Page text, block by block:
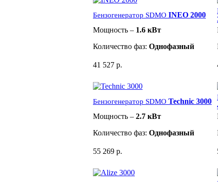
Бензогенератор SDMO INEO 2000
Мощность – 1.6 кВт
Количество фаз: Однофазный
41 527 р.
Бензогенератор SDMO Technic 3000
Мощность – 2.7 кВт
Количество фаз: Однофазный
55 269 р.